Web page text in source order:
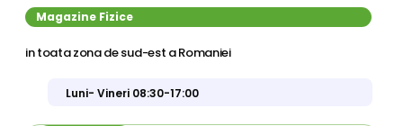
Magazine Fizice
in toata zona de sud-est a Romaniei
Luni- Vineri 08:30-17:00